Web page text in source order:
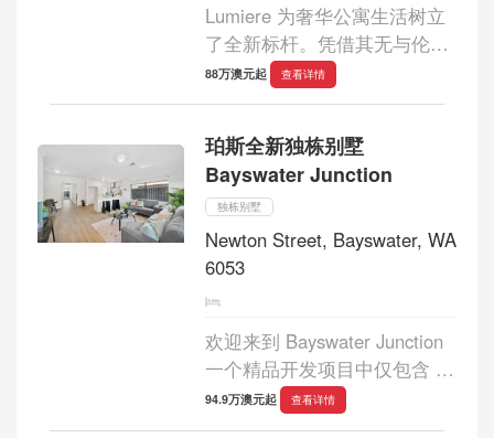
Lumiere 为奢华公寓生活树立
了全新标杆。凭借其无与伦比
的地理位置、精致的公寓和令
人叹为观止的建筑风格，它已
标。Lumiere 的室内设计巧妙
融合了光与材质...
88万澳元起 查看详情
珀斯全新独栋别墅
Bayswater Junction
独栋别墅
Newton Street, Bayswater, WA
6053
欢迎来到 Bayswater Junction
一个精品开发项目中仅包含 11
套全新住宅的独家集合，为在
珀斯交通最便利的市中心郊区
94.9万澳元起 查看详情